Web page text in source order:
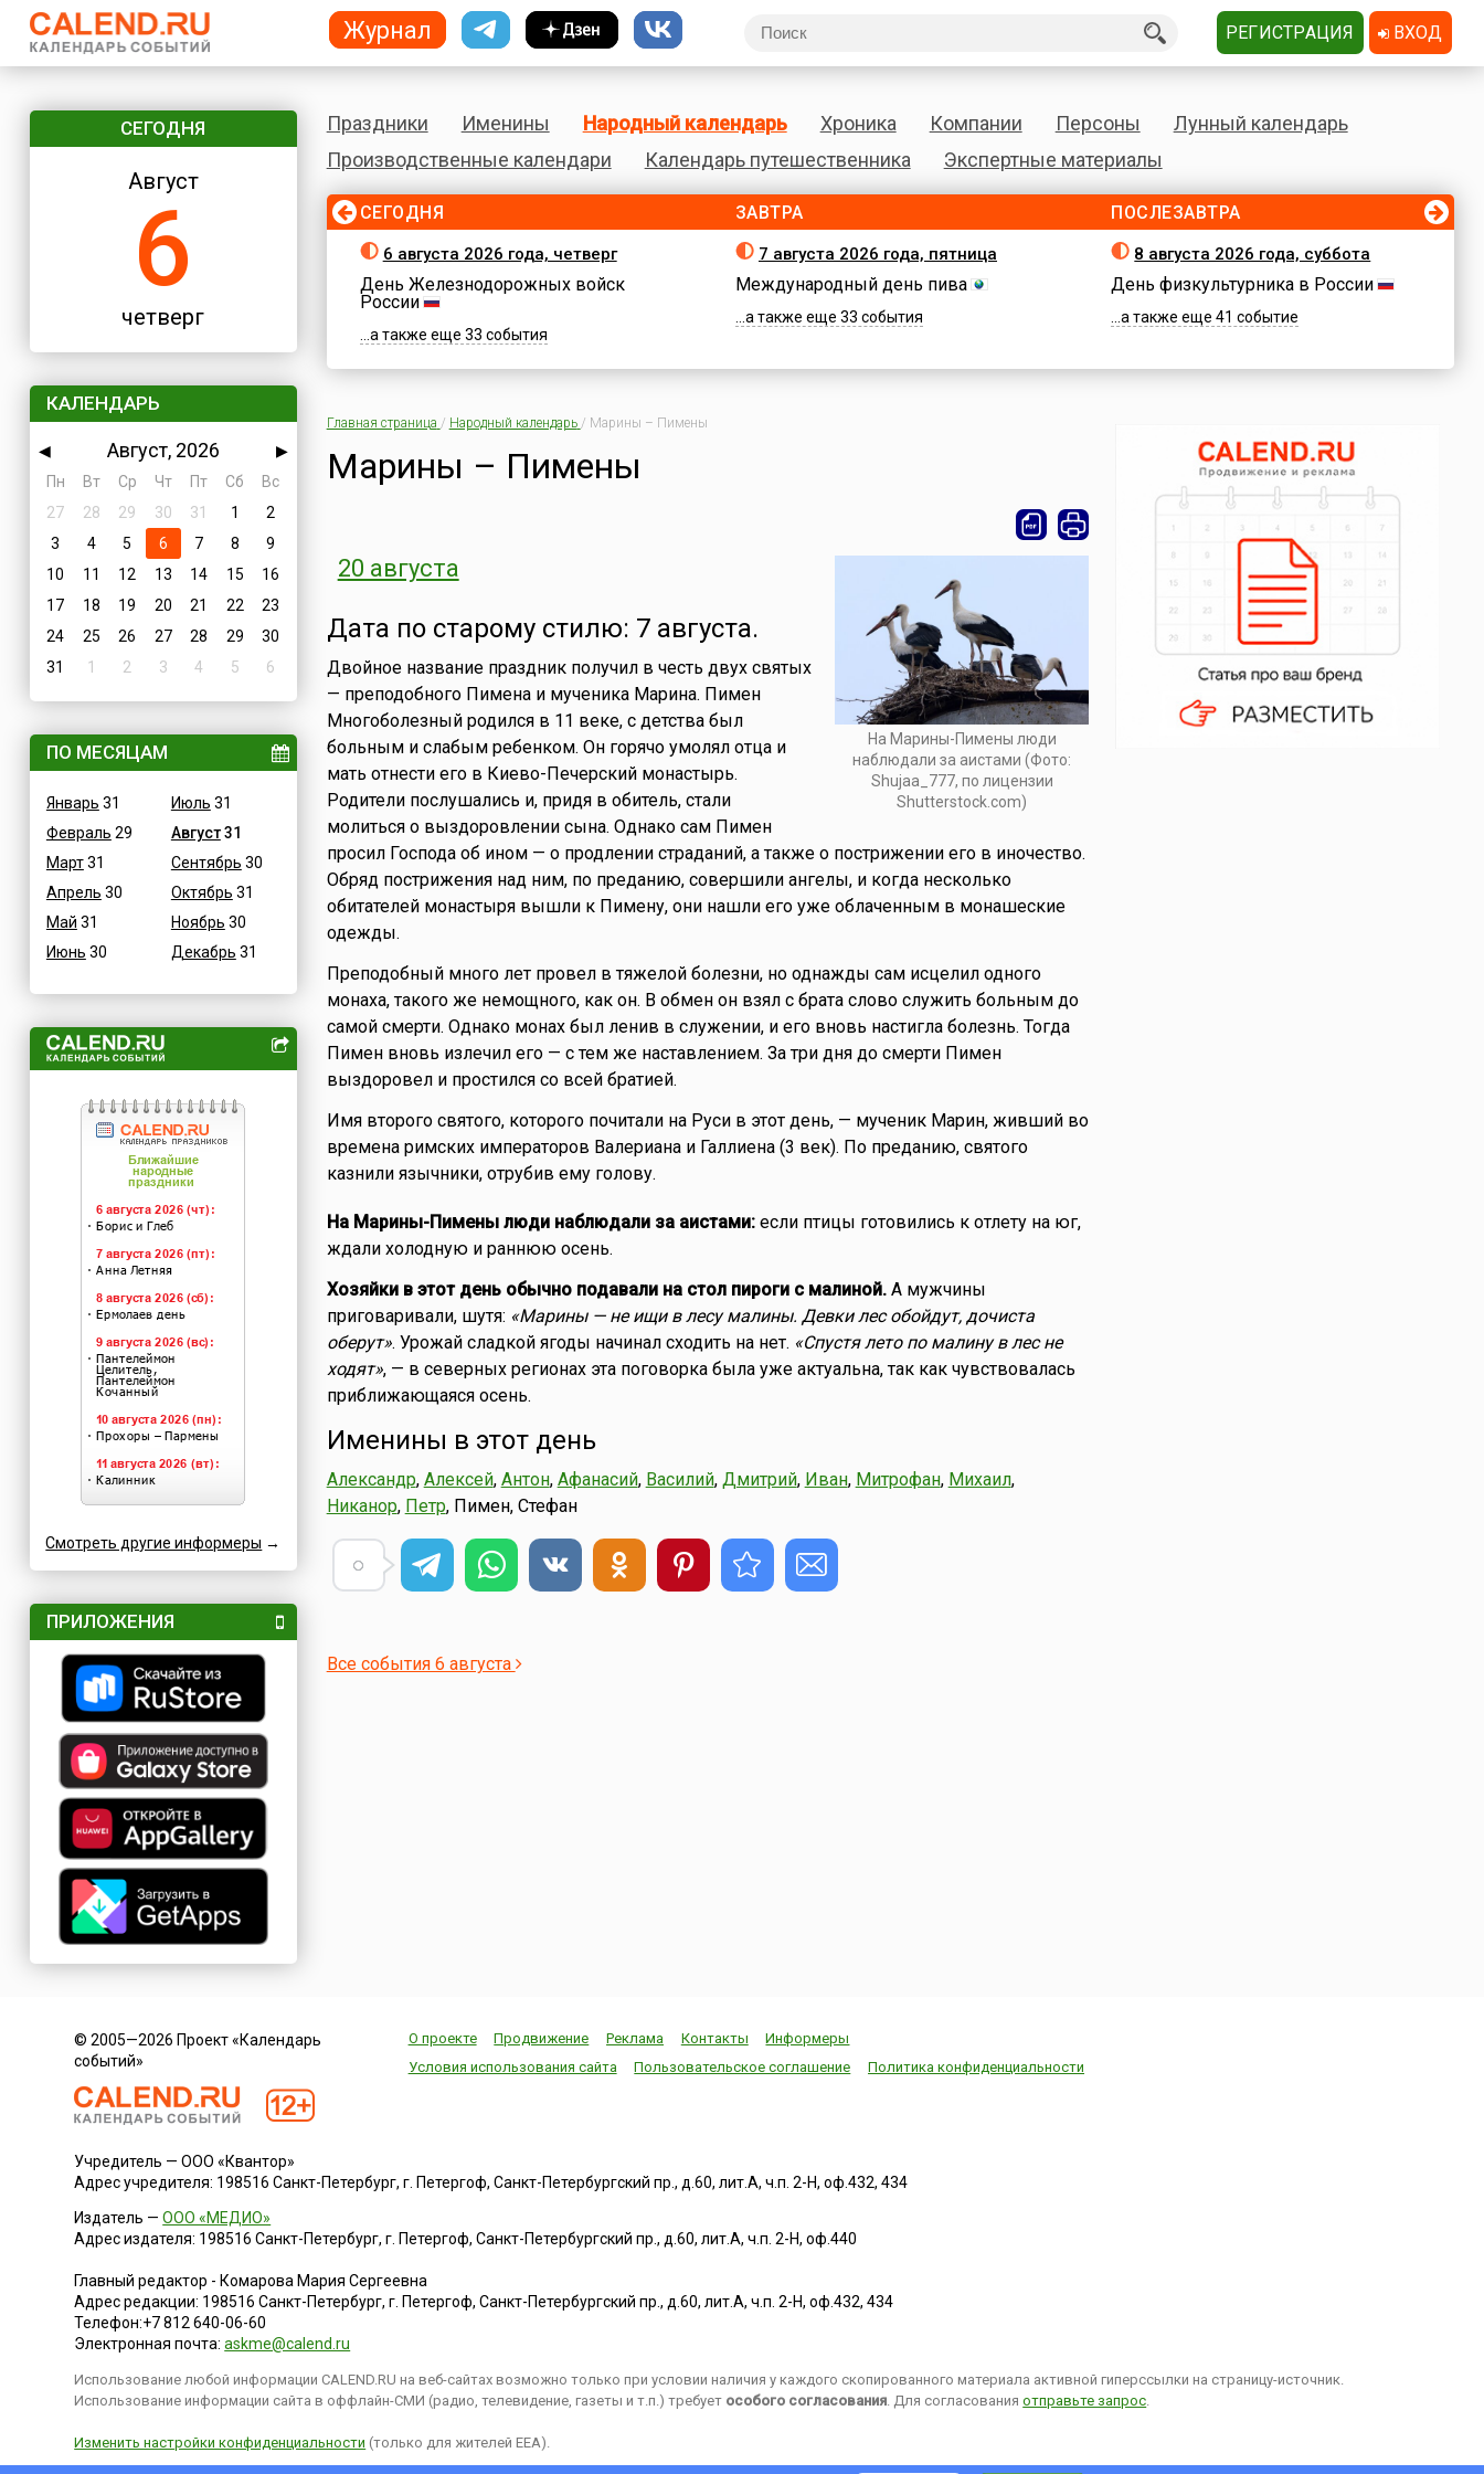
СЕГОДНЯ
Август
6
четверг
КАЛЕНДАРЬ
◀ Август, 2026
▶
Пн
Вт Ср Чт Пт Сб
Вс
27
28 29 30 31 1
2
3
4 5 6 7 8
9
10
11 12 13 14 15
16
17
18 19 20 21 22
23
24
25 26 27 28 29
30
31
1 2 3 4 5 6
ПО МЕСЯЦАМ
Январь 31
Февраль 29
Март31
Апрель 30
Май 31
Июнь 30
Июль 31
Август31
Сентябрь 30
Октябрь 31
Ноябрь 30
Декабрь 31
Смотреть другие информеры →
ПРИЛОЖЕНИЯ
Праздники Именины Народный календарь Хроника Компании Персоны
Лунный календарь
Производственные календари
Календарь путешественника Экспертные материалы
СЕГОДНЯ
6 августа 2026 года, четверг
День Железнодорожных войск
России
...а также еще 33 события
ЗАВТРА
7 августа 2026 года, пятница
Международный день пива
...а также еще 33 события
ПОСЛЕЗАВТРА
8 августа 2026 года, суббота
День физкультурника в России
...а также еще 41 событие
Главная страница / Народный календарь / Марины – Пимены
Марины – Пимены
На Марины-Пимены люди
наблюдали за аистами (Фото:
Shujaa_777, по лицензии
Shutterstock.com)
20 августа
Дата по старому стилю: 7 августа.
Двойное название праздник получил в честь двух святых
— преподобного Пимена и мученика Марина. Пимен
Многоболезный родился в 11 веке, с детства был
больным и слабым ребенком. Он горячо умолял отца и
мать отнести его в Киево-Печерский монастырь.
Родители послушались и, придя в обитель, стали
молиться о выздоровлении сына. Однако сам Пимен
просил Господа об ином — о продлении страданий, а также о пострижении его в иночество.
Обряд пострижения над ним, по преданию, совершили ангелы, и когда несколько
обитателей монастыря вышли к Пимену, они нашли его уже облаченным в монашеские
одежды.
Преподобный много лет провел в тяжелой болезни, но однажды сам исцелил одного
монаха, такого же немощного, как он. В обмен он взял с брата слово служить больным до
самой смерти. Однако монах был ленив в служении, и его вновь настигла болезнь. Тогда
Пимен вновь излечил его — с тем же наставлением. За три дня до смерти Пимен
выздоровел и простился со всей братией.
Имя второго святого, которого почитали на Руси в этот день, — мученик Марин, живший во
времена римских императоров Валериана и Галлиена (3 век). По преданию, святого
казнили язычники, отрубив ему голову.
На Марины-Пимены люди наблюдали за аистами:если птицы готовились к отлету на юг,
ждали холодную и раннюю осень.
Хозяйки в этот день обычно подавали на стол пироги с малиной.А мужчины
приговаривали, шутя: «Марины — не ищи в лесу малины. Девки лес обойдут, дочиста
оберут». Урожай сладкой ягоды начинал сходить на нет. «Спустя лето по малину в лес не
ходят», — в северных регионах эта поговорка была уже актуальна, так как чувствовалась
приближающаяся осень.
Именины в этот день
Александр, Алексей, Антон, Афанасий, Василий, Дмитрий, Иван, Митрофан, Михаил,
Никанор, Петр, Пимен, Стефан
Все события 6 августа
© 2005—2026 Проект «Календарь
событий»
О проекте Продвижение Реклама Контакты
Информеры
Условия использования сайта
Пользовательское соглашение Политика конфиденциальности
Учредитель — ООО «Квантор»
Адрес учредителя: 198516 Санкт-Петербург, г. Петергоф, Санкт-Петербургский пр., д.60, лит.А, ч.п. 2-Н, оф.432, 434
Издатель —ООО «МЕДИО»
Адрес издателя: 198516 Санкт-Петербург, г. Петергоф, Санкт-Петербургский пр., д.60, лит.А, ч.п. 2-Н, оф.440
Главный редактор - Комарова Мария Сергеевна
Адрес редакции: 198516 Санкт-Петербург, г. Петергоф,Санкт-Петербургский пр., д.60, лит.А, ч.п. 2-Н, оф.432, 434
Телефон:+7 812 640-06-60
Электронная почта:askme@calend.ru
Использование любой информации CALEND.RU на веб-сайтах возможно только при условии наличия у каждого скопированного материала активной гиперссылки на страницу-источник.
Использование информации сайта в оффлайн-СМИ (радио, телевидение, газеты и т.п.) требует особого согласования. Для согласованияотправьте запрос.
Изменить настройки конфиденциальности (только для жителей EEA).
Журнал РЕГИСТРАЦИЯ ВХОД